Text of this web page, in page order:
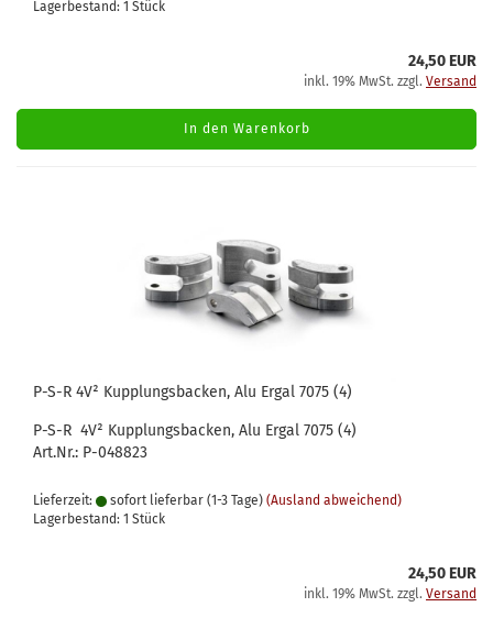
Lagerbestand: 1 Stück
24,50 EUR
inkl. 19% MwSt. zzgl. Versand
In den Warenkorb
P-S-R 4V² Kupplungsbacken, Alu Ergal 7075 (4)
P-S-R 4V² Kupplungsbacken, Alu Ergal 7075 (4)
Art.Nr.: P-048823
Lieferzeit: sofort lieferbar (1-3 Tage) (Ausland abweichend)
Lagerbestand: 1 Stück
24,50 EUR
inkl. 19% MwSt. zzgl. Versand